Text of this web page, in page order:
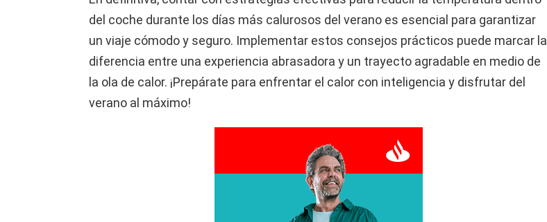
del coche durante los días más calurosos del verano es esencial para garantizar
un viaje cómodo y seguro. Implementar estos consejos prácticos puede marcar la
diferencia entre una experiencia abrasadora y un trayecto agradable en medio de
la ola de calor. ¡Prepárate para enfrentar el calor con inteligencia y disfrutar del
verano al máximo!